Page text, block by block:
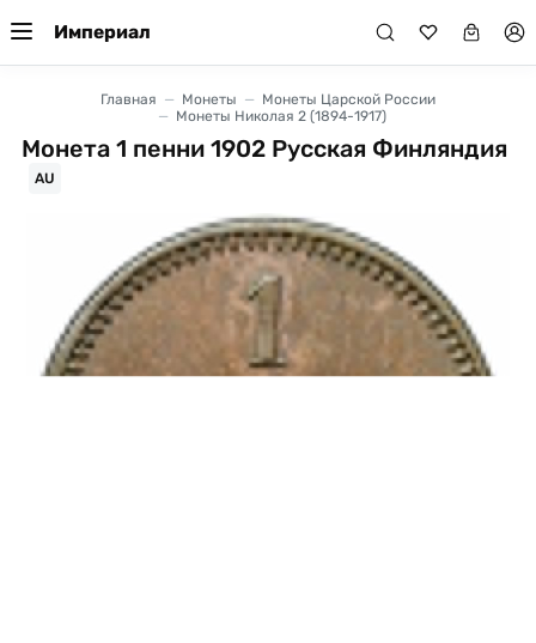
Империал
Главная Монеты
Монеты Царской России
Монеты Николая 2 (1894-1917)
Монета 1 пенни 1902 Русская Финляндия
AU